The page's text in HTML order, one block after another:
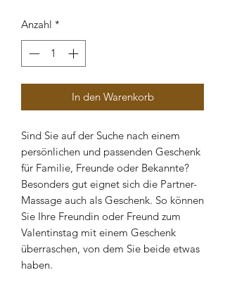
Anzahl *
In den Warenkorb
Sind Sie auf der Suche nach einem
persönlichen und passenden Geschenk
für Familie, Freunde oder Bekannte?
Besonders gut eignet sich die Partner-
Massage auch als Geschenk. So können
Sie Ihre Freundin oder Freund zum
Valentinstag mit einem Geschenk
überraschen, von dem Sie beide etwas
haben.